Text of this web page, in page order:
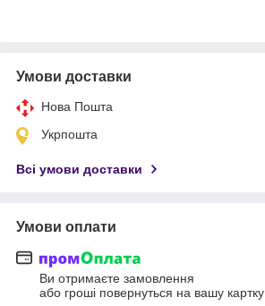
Умови доставки
Нова Пошта
Укрпошта
Всі умови доставки
Умови оплати
Ви отримаєте замовлення
або гроші повернуться на вашу картку